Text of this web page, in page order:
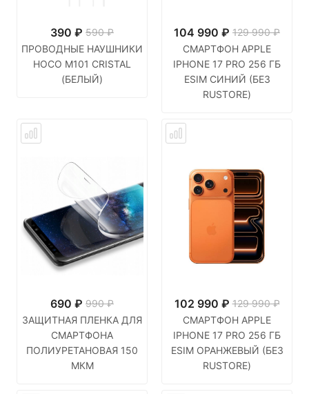
390 ₽ 590 ₽
ПРОВОДНЫЕ НАУШНИКИ
HOCO M101 CRISTAL
(БЕЛЫЙ)
104 990 ₽ 129 990 ₽
СМАРТФОН APPLE
IPHONE 17 PRO 256 ГБ
ESIM СИНИЙ (БЕЗ
RUSTORE)
690 ₽ 990 ₽
ЗАЩИТНАЯ ПЛЕНКА ДЛЯ
СМАРТФОНА
ПОЛИУРЕТАНОВАЯ 150
МКМ
102 990 ₽ 129 990 ₽
СМАРТФОН APPLE
IPHONE 17 PRO 256 ГБ
ESIM ОРАНЖЕВЫЙ (БЕЗ
RUSTORE)